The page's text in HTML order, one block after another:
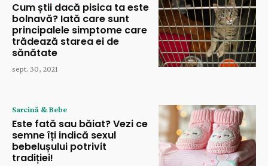
Cum știi dacă pisica ta este
bolnavă? Iată care sunt
principalele simptome care
trădează starea ei de
sănătate
sept. 30, 2021
Sarcină & Bebe
Este fată sau băiat? Vezi ce
semne îți indică sexul
bebelușului potrivit
tradiției!